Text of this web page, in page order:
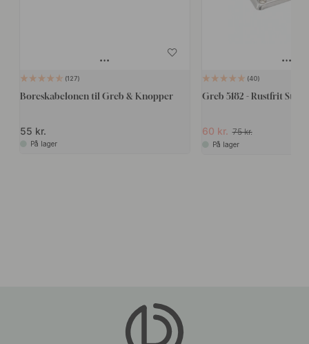
127
Boreskabelonen til Greb & Knopper
55 kr.
På lager
40
Greb 5182 - Rustfrit Stål
60 kr. 75 kr.
På lager